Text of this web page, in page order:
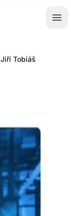
Jiří Tobiáš